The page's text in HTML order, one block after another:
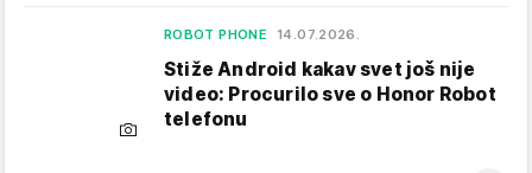
ROBOT PHONE 14.07.2026.
Stiže Android kakav svet još nije
video: Procurilo sve o Honor Robot
telefonu